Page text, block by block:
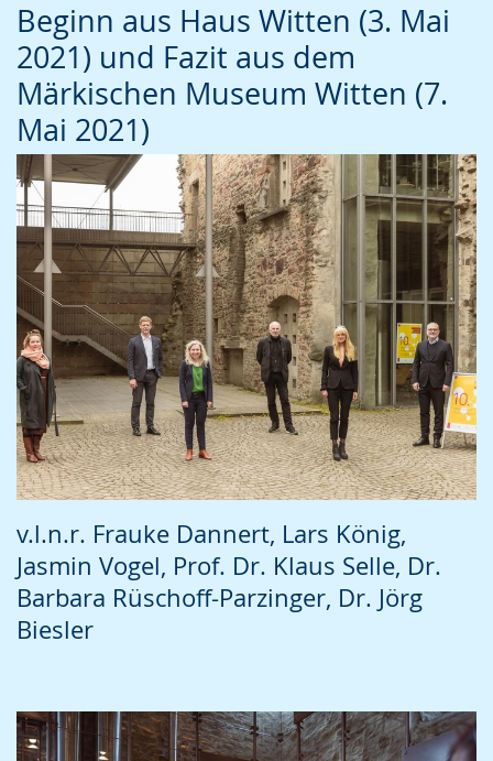
Beginn aus Haus Witten (3. Mai
2021) und Fazit aus dem
Märkischen Museum Witten (7.
Mai 2021)
v.l.n.r. Frauke Dannert, Lars König,
Jasmin Vogel, Prof. Dr. Klaus Selle, Dr.
Barbara Rüschoff-Parzinger, Dr. Jörg
Biesler